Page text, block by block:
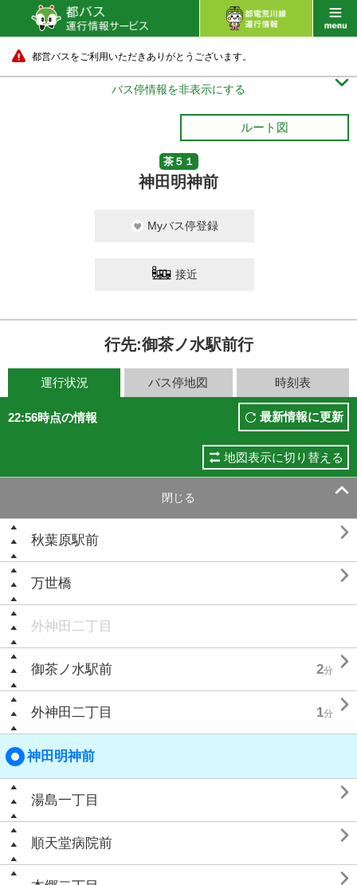
都営バスをご利用いただきありがとうございます。
バス停情報を非表示にする 
ルート図
茶５１
神田明神前
Myバス停登録
接近
行先:御茶ノ水駅前行
運行状況 バス停地図 時刻表
22:56時点の情報 最新情報に更新
地図表示に切り替える
閉じる 
秋葉原駅前 
万世橋 
外神田二丁目
御茶ノ水駅前 2分 
外神田二丁目 1分 
神田明神前
湯島一丁目 
順天堂病院前 
